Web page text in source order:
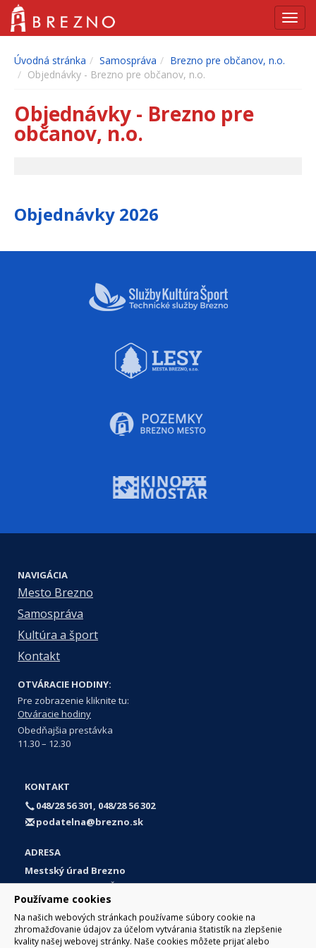
Používame cookies
Na našich webových stránkach používame súbory cookie na
zhromažďovanie údajov za účelom vytvárania štatistík na zlepšenie
kvality našej webovej stránky. Naše cookies môžete prijať alebo
Úvodná stránka Samospráva
Brezno pre občanov, n.o.
Objednávky - Brezno pre občanov, n.o.
Objednávky - Brezno pre
občanov, n.o.
Objednávky 2026
NAVIGÁCIA
Mesto Brezno
Samospráva
Kultúra a šport
Kontakt
OTVÁRACIE HODINY:
Pre zobrazenie kliknite tu:
Otváracie hodiny
Obedňajšia prestávka
11.30 – 12.30
KONTAKT
048/28 56 301, 048/28 56 302
podatelna@brezno.sk
ADRESA
Mestský úrad Brezno
Námestie gen. M. R. Štefánika 1
977 01 Brezno
Slovakia (Slovak Republic)